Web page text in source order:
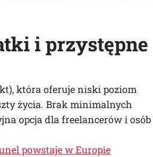
i przystępne
która oferuje niski poziom
życia. Brak minimalnych
opcja dla freelancerów i osób
powstaje w Europie